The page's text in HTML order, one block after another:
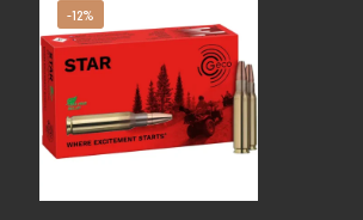
-12%